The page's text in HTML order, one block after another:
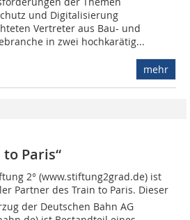
und Digitalisierung
Vertreter aus Bau- und
in zwei hochkarätig...
mehr
Paris“
2° (www.stiftung2grad.de) ist
Partner des Train to Paris. Dieser
der Deutschen Bahn AG